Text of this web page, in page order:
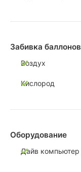
Забивка баллонов
Воздух
Кислород
Оборудование
Дайв компьютер